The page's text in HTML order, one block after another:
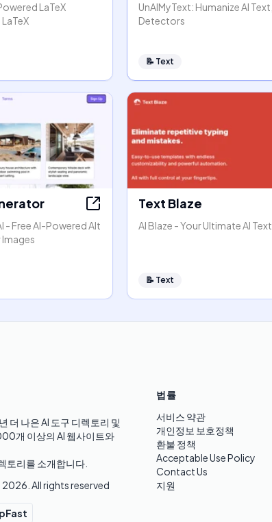
LaTeX
UnAIMyText: Humanize AI
Detectors
📝 Text
- Free AI-Powered Alt
Text Blaze
AI Blaze - Your Ultimate AI
📝 Text
더 나은 AI 도구 디렉토리 및
개 이상의 AI 웹사이트와
토리를 소개합니다.
2026 . All rights reserved
법률
서비스 약관
개인정보 보호정책
환불 정책
Acceptable Use Policy
Contact Us
지원